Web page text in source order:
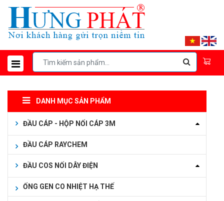
DANH MỤC SẢN PHẨM
ĐẦU CÁP - HỘP NỐI CÁP 3M
ĐẦU CÁP RAYCHEM
ĐẦU COS NỐI DÂY ĐIỆN
ỐNG GEN CO NHIỆT HẠ THẾ